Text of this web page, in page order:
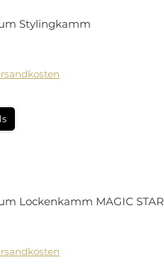
auf.
Optionen
auf
der
Stylingkamm
Lockenkamm MAGIC STAR